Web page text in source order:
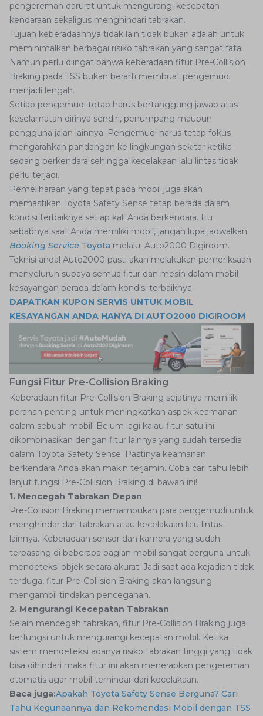
pengereman darurat untuk mengurangi kecepatan
kendaraan sekaligus menghindari tabrakan.
Tujuan keberadaannya tidak lain tidak bukan adalah untuk
meminimalkan berbagai risiko tabrakan yang sangat fatal.
Namun perlu diingat bahwa keberadaan fitur Pre-Collision
Braking pada TSS bukan berarti membuat pengemudi
menjadi lengah.
Setiap pengemudi tetap harus bertanggung jawab atas
keselamatan dirinya sendiri, penumpang maupun
pengguna jalan lainnya. Pengemudi harus tetap fokus
mengarahkan pandangan ke lingkungan sekitar ketika
sedang berkendara sehingga kecelakaan lalu lintas tidak
perlu terjadi.
Pemeliharaan yang tepat pada mobil juga akan
memastikan Toyota Safety Sense tetap berada dalam
kondisi terbaiknya setiap kali Anda berkendara. Itu
sebabnya saat Anda memiliki mobil, jangan lupa jadwalkan
Booking Service Toyota melalui Auto2000 Digiroom.
Teknisi andal Auto2000 pasti akan melakukan pemeriksaan
menyeluruh supaya semua fitur dan mesin dalam mobil
kesayangan berada dalam kondisi terbaiknya.
DAPATKAN KUPON SERVIS UNTUK MOBIL
KESAYANGAN ANDA HANYA DI AUTO2000 DIGIROOM
Fungsi Fitur Pre-Collision Braking
Keberadaan fitur Pre-Collision Braking sejatinya memiliki
peranan penting untuk meningkatkan aspek keamanan
dalam sebuah mobil. Belum lagi kalau fitur satu ini
dikombinasikan dengan fitur lainnya yang sudah tersedia
dalam Toyota Safety Sense. Pastinya keamanan
berkendara Anda akan makin terjamin. Coba cari tahu lebih
lanjut fungsi Pre-Collision Braking di bawah ini!
1. Mencegah Tabrakan Depan
Pre-Collision Braking memampukan para pengemudi untuk
menghindar dari tabrakan atau kecelakaan lalu lintas
lainnya. Keberadaan sensor dan kamera yang sudah
terpasang di beberapa bagian mobil sangat berguna untuk
mendeteksi objek secara akurat. Jadi saat ada kejadian tidak
terduga, fitur Pre-Collision Braking akan langsung
mengambil tindakan pencegahan.
2. Mengurangi Kecepatan Tabrakan
Selain mencegah tabrakan, fitur Pre-Collision Braking juga
berfungsi untuk mengurangi kecepatan mobil. Ketika
sistem mendeteksi adanya risiko tabrakan tinggi yang tidak
bisa dihindari maka fitur ini akan menerapkan pengereman
otomatis agar mobil terhindar dari kecelakaan.
Baca juga:Apakah Toyota Safety Sense Berguna? Cari
Tahu Kegunaannya dan Rekomendasi Mobil dengan TSS